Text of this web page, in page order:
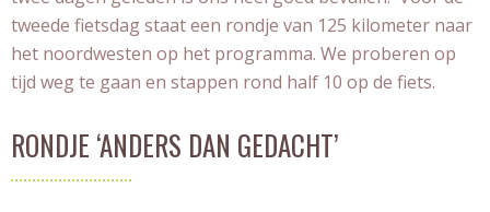
tweede fietsdag staat een rondje van 125 kilometer naar
het noordwesten op het programma. We proberen op
tijd weg te gaan en stappen rond half 10 op de fiets.
RONDJE ‘ANDERS DAN GEDACHT’